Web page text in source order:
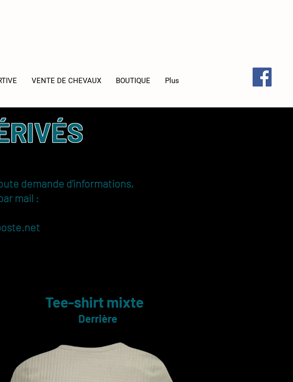
VENTE DE CHEVAUX BOUTIQUE Plus
demande d'informations,
mail :
Derrière
Tee-shirt mixte